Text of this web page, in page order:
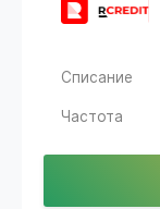
Списание
Частота